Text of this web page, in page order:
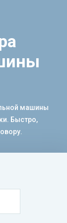
машины
Быстро,